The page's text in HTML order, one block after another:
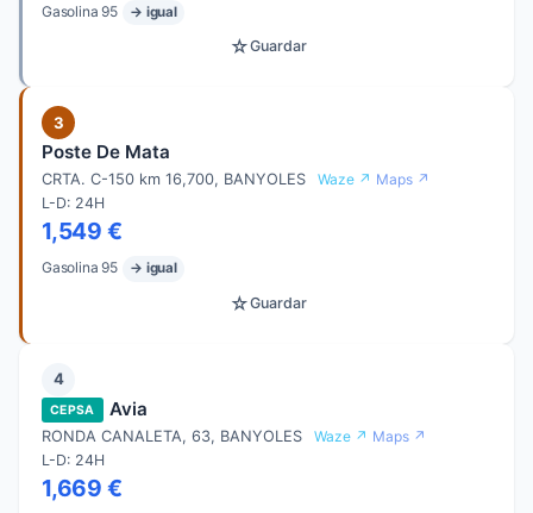
Gasolina 95 → igual
☆Guardar
3
Poste De Mata
CRTA. C-150 km 16,700, BANYOLES Waze ↗ Maps ↗
L-D: 24H
1,549 €
Gasolina 95 → igual
☆Guardar
4
CEPSA Avia
RONDA CANALETA, 63, BANYOLES Waze ↗ Maps ↗
L-D: 24H
1,669 €